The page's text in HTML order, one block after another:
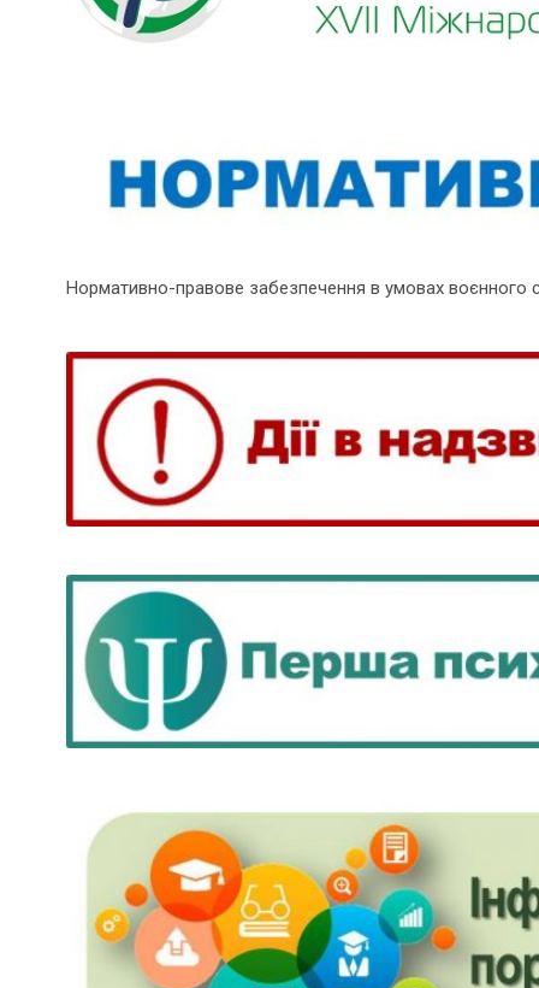
Нормативно-правове забезпечення в умовах воєнного